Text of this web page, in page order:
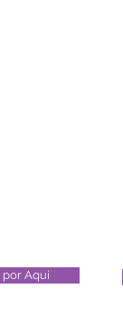
por Aqui